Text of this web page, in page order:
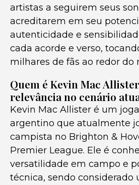
artistas a seguirem seus
acreditarem em seu
autenticidade e
cada acorde e verso,
milhares de fãs ao redor do
Quem é Kevin Mac
relevância no cenário
Kevin Mac Allister é um
argentino que atualmente
campista no Brighton &
Premier League. Ele é
versatilidade em campo e
técnica, sendo considerado